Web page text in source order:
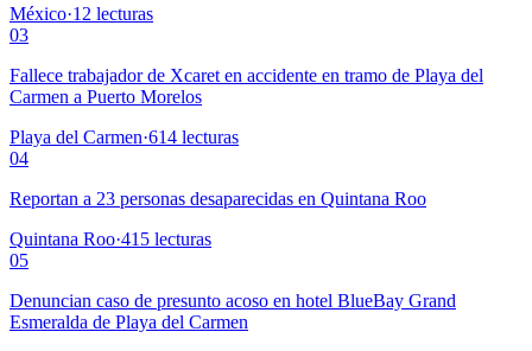
México·12 lecturas
03
Fallece trabajador de Xcaret en accidente en tramo de Playa del
Carmen a Puerto Morelos
Playa del Carmen·614 lecturas
04
Reportan a 23 personas desaparecidas en Quintana Roo
Quintana Roo·415 lecturas
05
Denuncian caso de presunto acoso en hotel BlueBay Grand
Esmeralda de Playa del Carmen